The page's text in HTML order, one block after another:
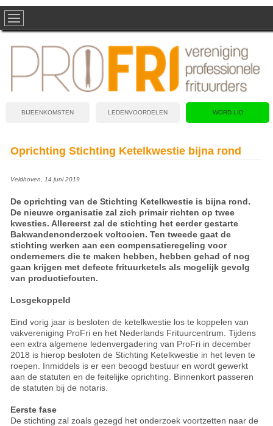
BIJEENKOMSTEN LEDENVOORDELEN WORD LID
Oprichting Stichting Ketelkwestie bijna rond
Veldhoven, 14 juni 2019
De oprichting van de Stichting Ketelkwestie is bijna rond.
De nieuwe organisatie zal zich primair richten op twee
kwesties. Allereerst zal de stichting het eerder gestarte
Bakwandenonderzoek voltooien. Ten tweede gaat de
stichting werken aan een compensatieregeling voor
ondernemers die te maken hebben, hebben gehad of nog
gaan krijgen met defecte frituurketels als mogelijk gevolg
van productiefouten.
Losgekoppeld
Eind vorig jaar is besloten de ketelkwestie los te koppelen van
vakvereniging ProFri en het Nederlands Frituurcentrum. Tijdens
een extra algemene ledenvergadering van ProFri in december
2018 is hierop besloten de Stichting Ketelkwestie in het leven te
roepen. Inmiddels is er een beoogd bestuur en wordt gewerkt
aan de statuten en de feitelijke oprichting. Binnenkort passeren
de statuten bij de notaris.
Eerste fase
De stichting zal zoals gezegd het onderzoek voortzetten naar de